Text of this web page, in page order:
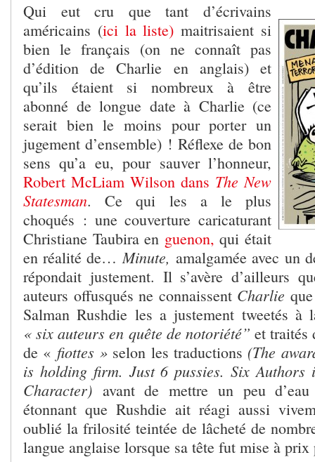
Qui eut cru que tant d’écrivains
américains (ici la liste) maitrisaient si
bien le français (on ne connaît pas
d’édition de Charlie en anglais) et
qu’ils étaient si nombreux à être
abonné de longue date à Charlie (ce
serait bien le moins pour porter un
jugement d’ensemble) ! Réflexe de bon
sens qu’a eu, pour sauver l’honneur,
Robert McLiam Wilson dans The New
Statesman. Ce qui les a le plus
choqués : une couverture caricaturant
Christiane Taubira en guenon, qui était
en réalité de…Minute,amalgamée avec un
répondait justement. Il s’avère d’ailleurs
auteurs offusqués ne connaissent Charlie
Salman Rushdie les a justement tweetés à
« six auteurs en quête de notoriété” et traités
de « fiottes » selon les traductions (The
is holding firm. Just 6 pussies. Six
Character) avant de mettre un peu
étonnant que Rushdie ait réagi aussi
oublié la frilosité teintée de lâcheté de
langue anglaise lorsque sa tête fut mise à prix